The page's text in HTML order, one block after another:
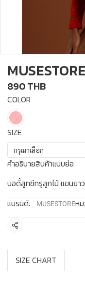
890 THB
COLOR
SIZE
กรุณาเลือก
คำอธิบายสินค้าแบบย่อ
บอดี้สูทซีทรูลูกไม้ แขนยาว
แบรนด์:
MUSESTOREห
แชร์
SIZE CHART